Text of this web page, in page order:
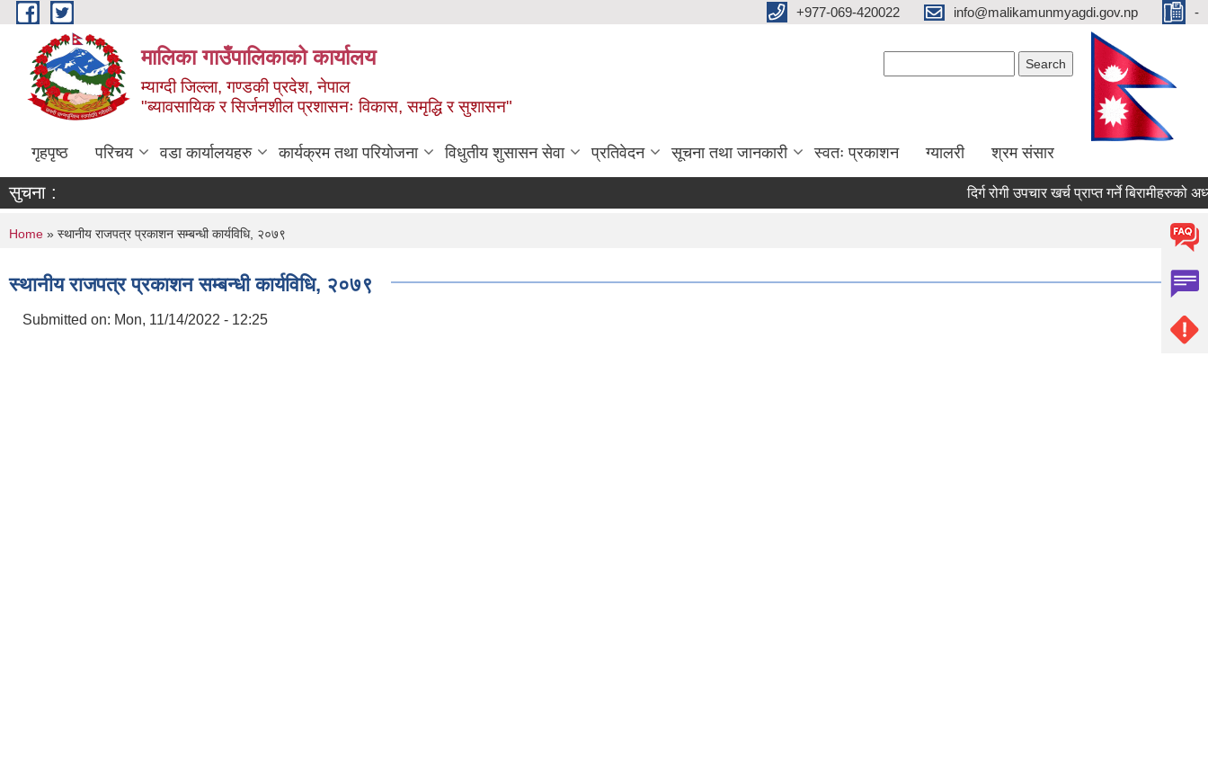
Skip to main content +977-069-420022 info@malikamunmyagdi.gov.np -
मालिका गाउँपालिकाको कार्यालय
म्याग्दी जिल्ला, गण्डकी प्रदेश, नेपाल
"ब्यावसायिक र सिर्जनशील प्रशासनः विकास, समृद्धि र सुशासन"
गृहपृष्ठ परिचय वडा कार्यालयहरु कार्यक्रम तथा परियोजना विधुतीय शुसासन सेवा प्रतिवेदन सूचना तथा जानकारी स्वतः प्रकाशन ग्यालरी श्रम संसार
सुचना : दिर्ग रोगी उपचार खर्च प्राप्त गर्ने बिरामीहरुको
You are here
Home » स्थानीय राजपत्र प्रकाशन सम्बन्धी कार्यविधि, २०७९
स्थानीय राजपत्र प्रकाशन सम्बन्धी कार्यविधि, २०७९
Submitted on: Mon, 11/14/2022 - 12:25